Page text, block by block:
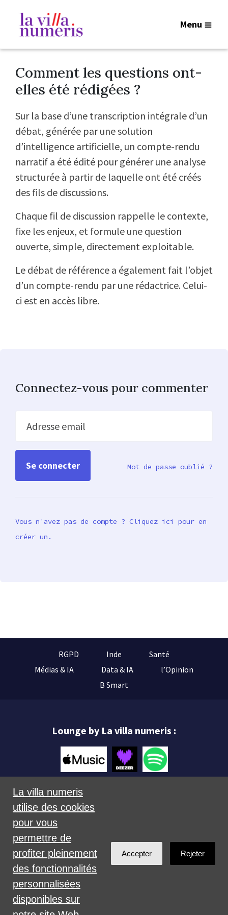
Menu
Comment les questions ont-
elles été rédigées ?
Sur la base d’une transcription intégrale d’un
débat, générée par une solution
d’intelligence artificielle, un compte-rendu
narratif a été édité pour générer une analyse
structurée à partir de laquelle ont été créés
des fils de discussions.
Chaque fil de discussion rappelle le contexte,
fixe les enjeux, et formule une question
ouverte, simple, directement exploitable.
Le débat de référence a également fait l’objet
d’un compte-rendu par une rédactrice. Celui-
ci est en accès libre.
Connectez-vous pour commenter
Adresse email
Mot de passe oublié ?
Vous n'avez pas de compte ? Cliquez ici pour en
créer un.
RGPD Inde
Santé
Médias & IA
Data & IA
l’Opinion
B Smart
Lounge by La villa numeris :
Créé avec
La villa numeris
utilise des cookies
pour vous
permettre de
profiter pleinement
des fonctionnalités
personnalisées
disponibles sur
Accepter Rejeter